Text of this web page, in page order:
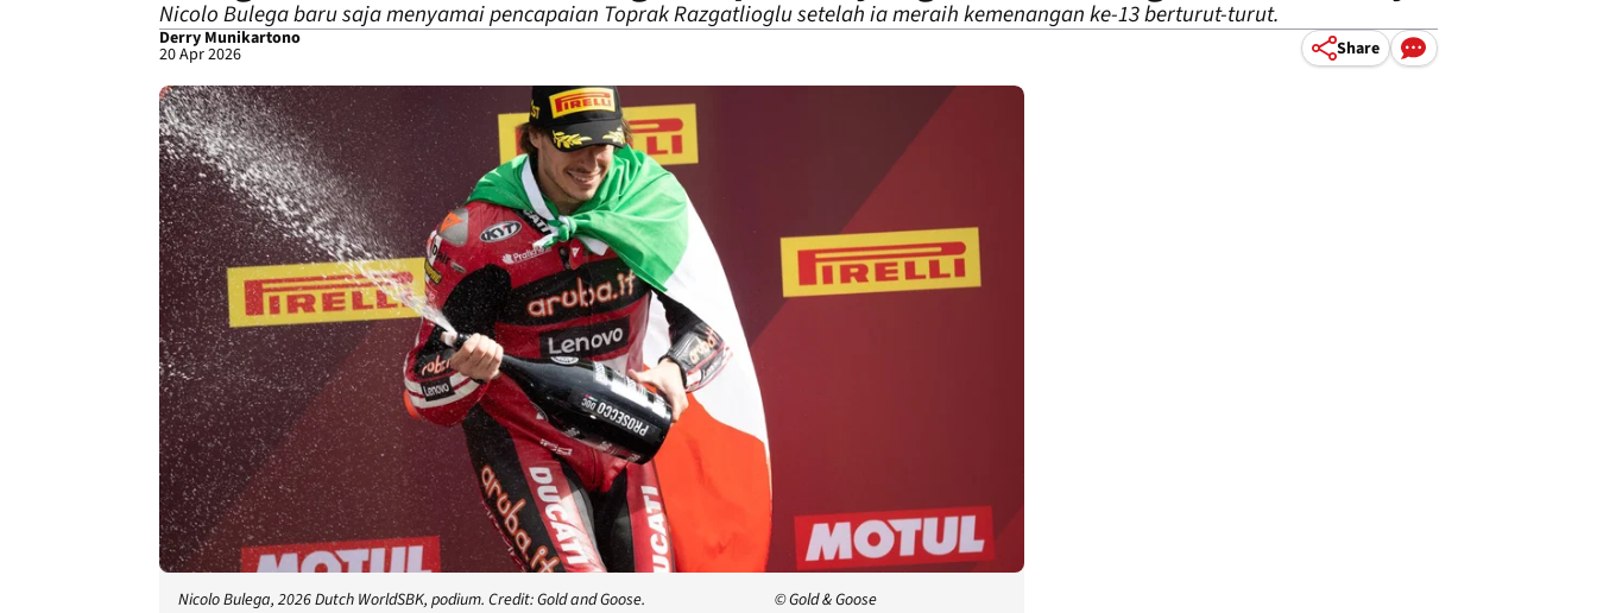
Nicolo Bulega baru saja menyamai pencapaian Toprak Razgatlioglu setelah ia meraih kemenangan ke-13 berturut-turut.
Derry Munikartono
20 Apr 2026 Share
Nicolo Bulega, 2026 Dutch WorldSBK, podium. Credit: Gold and Goose. © Gold & Goose